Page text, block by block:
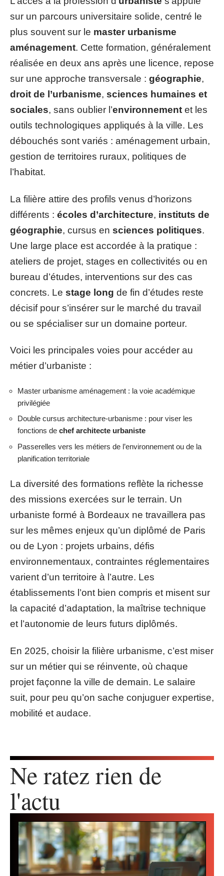
sur un parcours universitaire solide, centré le
plus souvent sur le master urbanisme
aménagement. Cette formation, généralement
réalisée en deux ans après une licence, repose
sur une approche transversale : géographie,
droit de l’urbanisme, sciences humaines et
sociales, sans oublier l’environnement et les
outils technologiques appliqués à la ville. Les
débouchés sont variés : aménagement urbain,
gestion de territoires ruraux, politiques de
l’habitat.
La filière attire des profils venus d’horizons
différents : écoles d’architecture, instituts de
géographie, cursus en sciences politiques.
Une large place est accordée à la pratique :
ateliers de projet, stages en collectivités ou en
bureau d’études, interventions sur des cas
concrets. Le stage long de fin d’études reste
décisif pour s’insérer sur le marché du travail
ou se spécialiser sur un domaine porteur.
Voici les principales voies pour accéder au
métier d’urbaniste :
Master urbanisme aménagement : la voie académique
privilégiée
Double cursus architecture-urbanisme : pour viser les
fonctions de chef architecte urbaniste
Passerelles vers les métiers de l’environnement ou de la
planification territoriale
La diversité des formations reflète la richesse
des missions exercées sur le terrain. Un
urbaniste formé à Bordeaux ne travaillera pas
sur les mêmes enjeux qu’un diplômé de Paris
ou de Lyon : projets urbains, défis
environnementaux, contraintes réglementaires
varient d’un territoire à l’autre. Les
établissements l’ont bien compris et misent sur
la capacité d’adaptation, la maîtrise technique
et l’autonomie de leurs futurs diplômés.
En 2025, choisir la filière urbanisme, c’est miser
sur un métier qui se réinvente, où chaque
projet façonne la ville de demain. Le salaire
suit, pour peu qu’on sache conjuguer expertise,
mobilité et audace.
Ne ratez rien de
l'actu